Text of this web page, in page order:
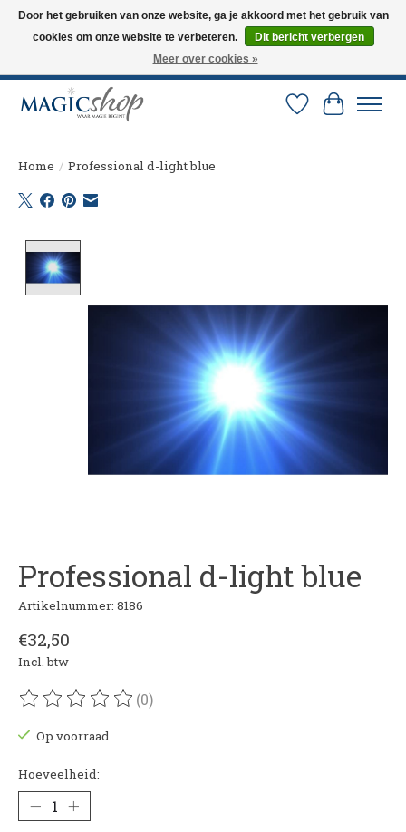
Altijd de nieuwste trucs op voorraad. Snelle verzending via PostNL en DHL.
Langskomen in onze winkel? Bel of mail om een afspraak te maken. 0251-
Verlanglijst
Home / Professional d-light blue
Professional d-light blue
Artikelnummer: 8186
€32,50
Incl. btw
De beoordeling van dit product is
(0)
Op voorraad
Hoeveelheid:
Door het gebruiken van onze website, ga je akkoord met het gebruik van
cookies om onze website te verbeteren.
Dit bericht verbergen
Meer over cookies »